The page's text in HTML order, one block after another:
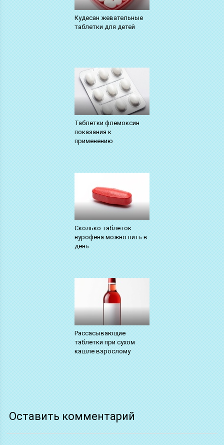
Кудесан жевательные
таблетки для детей
Таблетки флемоксин
показания к
применению
Сколько таблеток
нурофена можно пить в
день
Рассасывающие
таблетки при сухом
кашле взрослому
Оставить комментарий